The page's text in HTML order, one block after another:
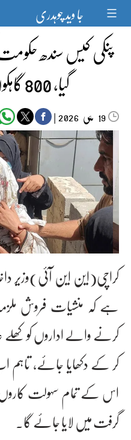
content جا وید چوہدری
پنکی کیس سندھ
گیا، 800 گاہکوں کا انکشاف
19 مئی‬‮ |
کراچی(این این آئی)وزیر
ہے کہ منشیات فروش
کرنے والے اداروں کو کھلے
کر کے دکھایا جائے، تاہم
اس کے تمام سہولت کاروں
گرفت میں لایا جائے گا۔